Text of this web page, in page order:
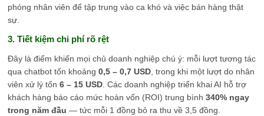
phóng nhân viên để tập trung vào ca khó và việc bán hàng thật
sự.
3. Tiết kiệm chi phí rõ rệt
Đây là điểm khiến mọi chủ doanh nghiệp chú ý: mỗi lượt tương tác
qua chatbot tốn khoảng0,5 – 0,7 USD, trong khi một lượt do nhân
viên xử lý tốn6 – 15 USD. Các doanh nghiệp triển khai AI hỗ trợ
khách hàng báo cáo mức hoàn vốn (ROI) trung bình340% ngay
trong năm đầu — tức mỗi 1 đồng bỏ ra thu về 3,5 đồng.